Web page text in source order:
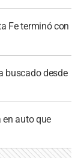
Fe terminó con
buscado desde
en auto que